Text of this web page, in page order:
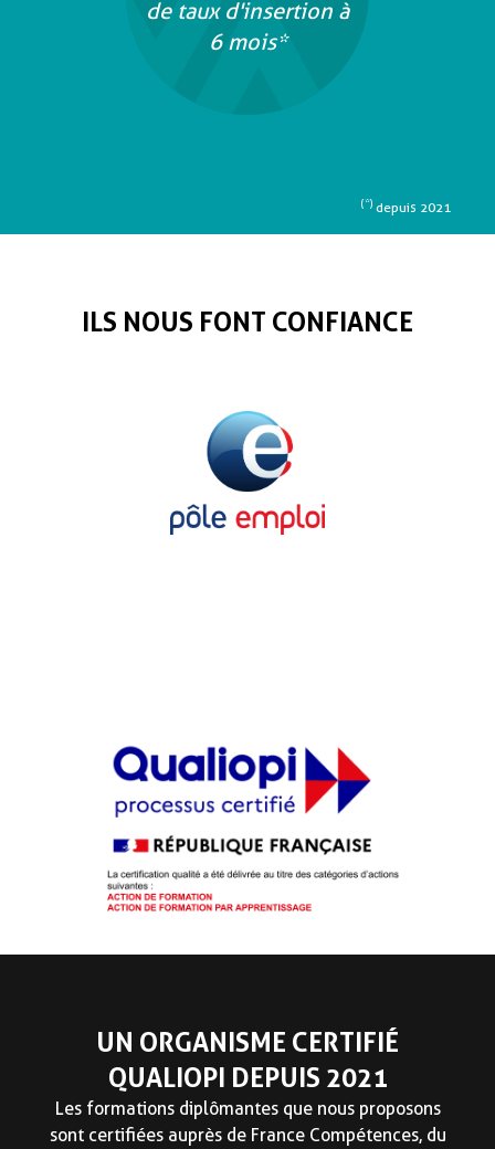
de taux d'insertion à
6 mois*
(*) depuis 2021
ILS NOUS FONT CONFIANCE
UN ORGANISME CERTIFIÉ
QUALIOPI DEPUIS 2021
Les formations diplômantes que nous proposons
sont certifiées auprès de France Compétences, du